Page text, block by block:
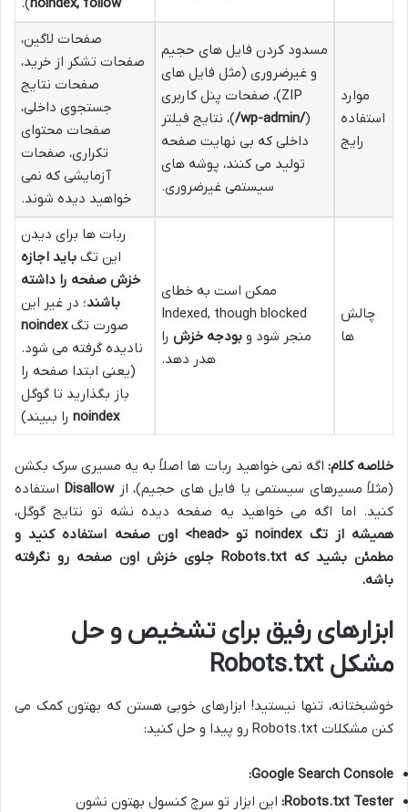
موارد
استفاده
رایج
مسدود کردن فایل های حجیم
و غیرضروری (مثل فایل های
ZIP)، صفحات پنل کاربری
(
/wp-admin/
)، نتایج فیلتر
داخلی که بی نهایت صفحه
تولید می کنند، پوشه های
سیستمی غیرضروری.
صفحات لاگین،
صفحات تشکر از خرید،
صفحات نتایج
جستجوی داخلی،
صفحات محتوای
تکراری، صفحات
آزمایشی که نمی
خواهید دیده شوند.
چالش
ها
ممکن است به خطای
Indexed, though blocked
منجر شود و بودجه خزش را
هدر دهد.
ربات ها برای دیدن
این تگ باید اجازه
خزش صفحه را داشته
باشند؛ در غیر این
صورت تگnoindex
نادیده گرفته می شود.
(یعنی ابتدا صفحه را
باز بگذارید تا گوگل
noindex را ببیند)
خلاصه کلام: اگه نمی خواهید ربات ها اصلاً به یه مسیری سرک بکشن
(مثلاً مسیرهای سیستمی یا فایل های حجیم)، ازDisallow استفاده
کنید. اما اگه می خواهید یه صفحه دیده نشه تو نتایج گوگل،
همیشه از تگ noindex تو <head> اون صفحه استفاده کنید و
مطمئن بشید که Robots.txt جلوی خزش اون صفحه رو نگرفته
باشه.
ابزارهای رفیق برای تشخیص و حل
مشکل Robots.txt
خوشبختانه، تنها نیستید! ابزارهای خوبی هستن که بهتون کمک می
کنن مشکلات Robots.txt رو پیدا و حل کنید:
Google Search Console:
Robots.txt Tester: این ابزار تو سرچ کنسول بهتون نشون